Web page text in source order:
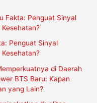
Fakta: Penguat Sinyal
Penguat Sinyal
di Daerah
BTS Baru: Kapan
yang Lain?